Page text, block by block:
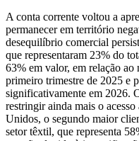
A conta corrente voltou a
permanecer em território
desequilíbrio comercial
que representaram 23% do
63% em valor, em relação
primeiro trimestre de 2025 e
significativamente em 2026.
restringir ainda mais o
Unidos, o segundo maior
setor têxtil, que representa